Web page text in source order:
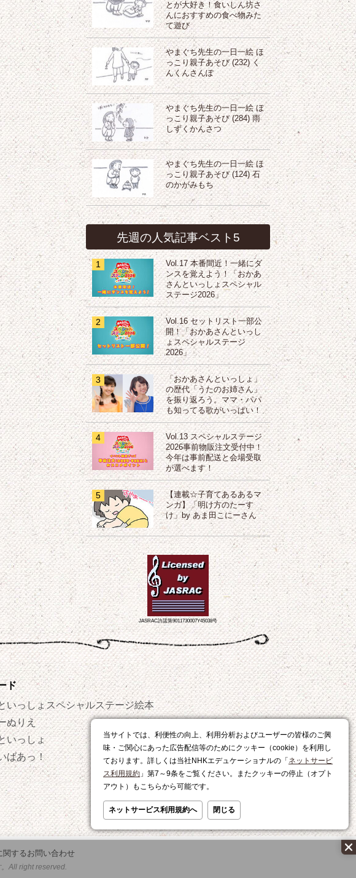
当サイトでは、利便性の向上、利用分析およびユーザーの皆様のご興
味・ご関心にあった広告配信等のためにクッキー（cookie）を利用し
ております。詳しくは当社NHKエデュケーショナルの「 ネットサービ
ス利用規約 」第7～9条をご覧ください。またクッキーの停止（オプト
アウト）もこちらから可能です。
ネットサービス利用規約へ 閉じる
とが大好き！食いしん坊さ
んにおすすめの食べ物みた
て遊び
やまぐち先生の一日一絵 ほ
っこり親子あそび (232) く
んくんさんぽ
やまぐち先生の一日一絵 ほ
っこり親子あそび (284) 雨
しずくかんさつ
やまぐち先生の一日一絵 ほ
っこり親子あそび (124) 石
のかがみもち
先週の人気記事ベスト5
1
Vol.17 本番間近！一緒にダ
ンスを覚えよう！「おかあ
さんといっしょスペシャル
ステージ2026」
2
Vol.16 セットリスト一部公
開！「おかあさんといっし
ょスペシャルステージ
2026」
3
「おかあさんといっしょ」
の歴代「うたのお姉さん」
を振り返ろう。ママ・パパ
も知ってる歌がいっぱい！
4
Vol.13 スペシャルステージ
2026事前物販注文受付中！
今年は事前配送と会場受取
が選べます！
5
【連載☆子育てあるあるマ
ンガ】「明け方のたーす
け」by あま田こにーさん
JASRAC許諾第9011730007Y45038号
ド
いっしょスペシャルステージ
ぬりえ
いっしょ
ばあっ！
絵本
おやつ
レシピ
関するお問い合わせ
All right reserved.